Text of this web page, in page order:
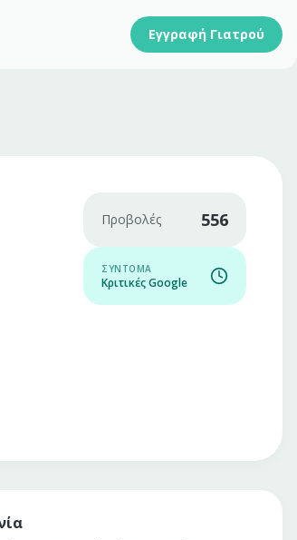
Εγγραφή Γιατρού
Προβολές 556
ΣΎΝΤΟΜΑ
Κριτικές Google